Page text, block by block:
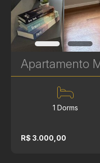
1 Dorms
R$ 3.000,00